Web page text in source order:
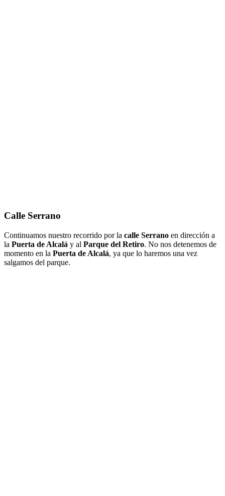
Calle Serrano
Continuamos nuestro recorrido por la calle Serrano en dirección a
la Puerta de Alcalá y al Parque del Retiro. No nos detenemos de
momento en la Puerta de Alcalá, ya que lo haremos una vez
salgamos del parque.